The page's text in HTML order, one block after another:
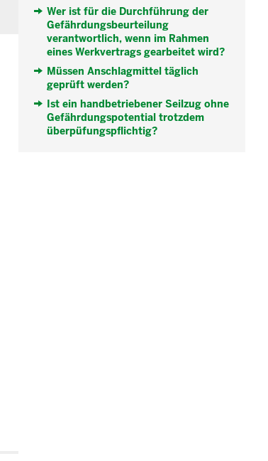
Wer ist für die Durchführung der
Gefährdungsbeurteilung
verantwortlich, wenn im Rahmen
eines Werkvertrags gearbeitet wird?
Müssen Anschlagmittel täglich
geprüft werden?
Ist ein handbetriebener Seilzug ohne
Gefährdungspotential trotzdem
überpüfungspflichtig?